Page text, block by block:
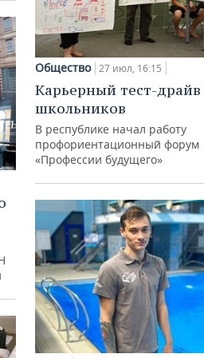
Общество 27 июл, 16:15
Карьерный тест-драйв
школьников
В республике начал работу
профориентационный форум
«Профессии будущего»